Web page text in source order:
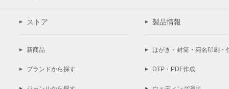
ストア
新商品
ブランドから探す
製品情報
はがき・封筒・宛名印刷・
DTP・PDF作成